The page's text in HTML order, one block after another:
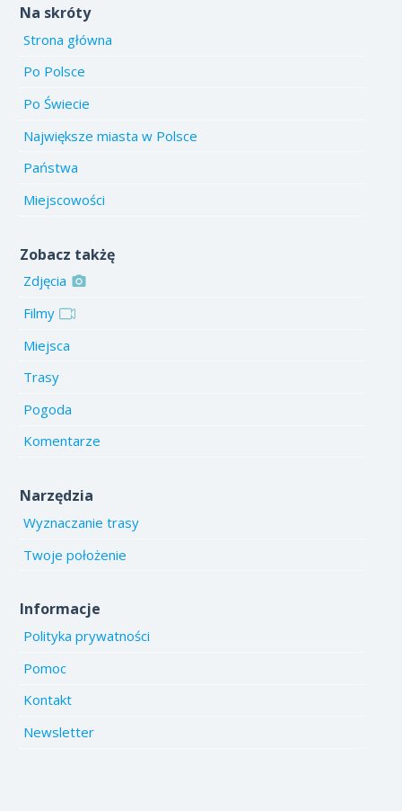
Na skróty
Strona główna
Po Polsce
Po Świecie
Największe miasta w Polsce
Państwa
Miejscowości
Zobacz takżę
Zdjęcia
Filmy
Miejsca
Trasy
Pogoda
Komentarze
Narzędzia
Wyznaczanie trasy
Twoje położenie
Informacje
Polityka prywatności
Pomoc
Kontakt
Newsletter